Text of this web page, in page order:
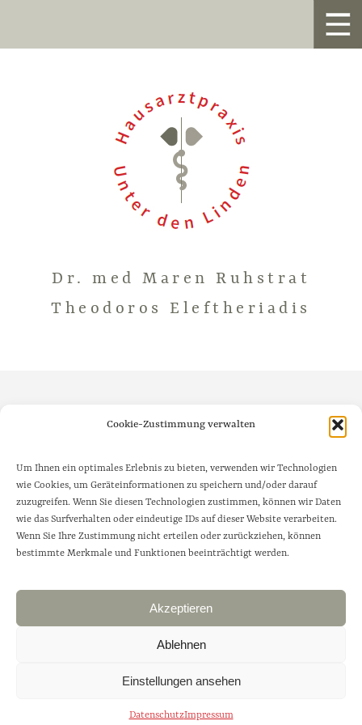
Cookie-Zustimmung verwalten
Um Ihnen ein optimales Erlebnis zu bieten, verwenden wir Technologien
wie Cookies, um Geräteinformationen zu speichern und/oder darauf
zuzugreifen. Wenn Sie diesen Technologien zustimmen, können wir Daten
wie das Surfverhalten oder eindeutige IDs auf dieser Website verarbeiten.
Wenn Sie Ihre Zustimmung nicht erteilen oder zurückziehen, können
bestimmte Merkmale und Funktionen beeinträchtigt werden.
Akzeptieren
Ablehnen
Einstellungen ansehen
DatenschutzImpressum
Dr. med Maren Ruhstrat
Theodoros Eleftheriadis
Impressum |